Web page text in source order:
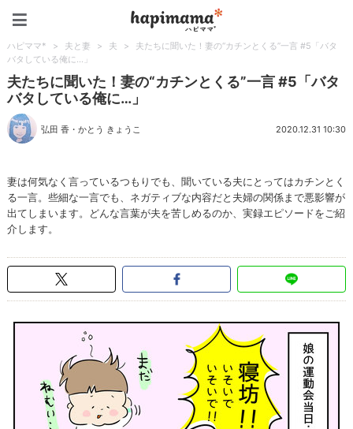
ハピママ* > 夫と妻 > 夫 >
夫たちに聞いた！妻の“カチンとくる”一言 #5「バタ
バタしている俺に…」
夫たちに聞いた！妻の“カチンとくる”一言 #5「バタ
バタしている俺に…」
弘田 香 ・かとう きょうこ 2020.12.31 10:30
妻は何気なく言っているつもりでも、聞いている夫にとってはカチンとく
る一言。些細な一言でも、ネガティブな内容だと夫婦の関係まで悪影響が
出てしまいます。どんな言葉が夫を苦しめるのか、実録エピソードをご紹
介します。